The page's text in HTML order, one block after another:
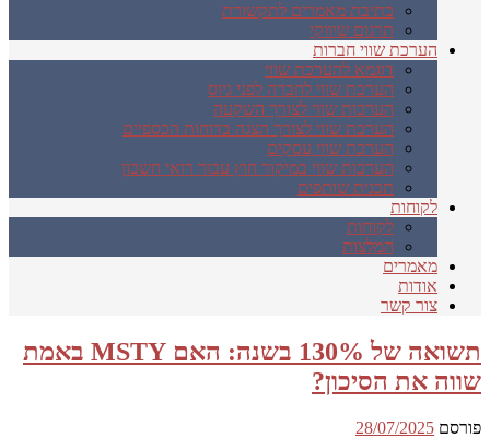
כתיבת מאמרים לתקשורת
תרגום שיווקי
הערכת שווי חברות
דוגמא להערכת שווי
הערכת שווי לחברה לפני גיוס
הערכות שווי לצורך השקעה
הערכת שווי לצורך הצגה בדוחות הכספיים
הערכת שווי עסקים
הערכות שווי במיקור חוץ עבור רואי חשבון
תכנית שותפים
לקוחות
לקוחות
המלצות
מאמרים
אודות
צור קשר
תשואה של 130% בשנה: האם MSTY באמת
שווה את הסיכון?
פורסם 28/07/2025